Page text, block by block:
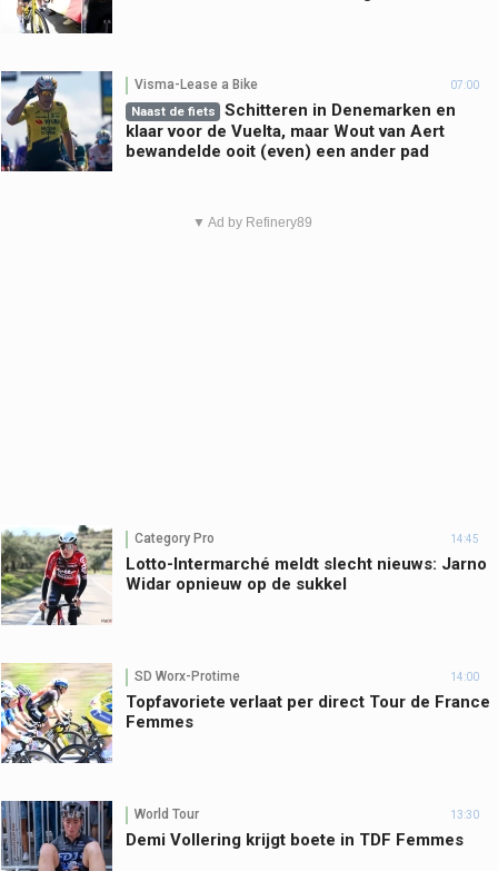
Visma-Lease a Bike 07:00
Naast de fiets
Schitteren in Denemarken en
klaar voor de Vuelta, maar Wout van Aert
bewandelde ooit (even) een ander pad
▼ Ad by Refinery89
Category Pro 14:45
Lotto-Intermarché meldt slecht nieuws: Jarno
Widar opnieuw op de sukkel
SD Worx-Protime 14:00
Topfavoriete verlaat per direct Tour de France
Femmes
World Tour 13:30
Demi Vollering krijgt boete in TDF Femmes